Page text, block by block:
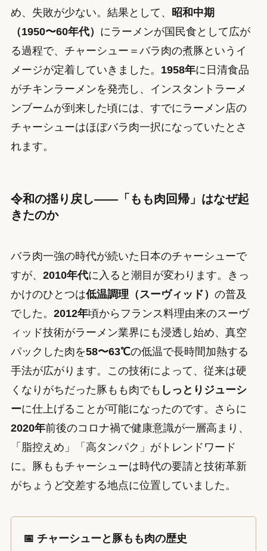
め、失敗が少ない。結果として、
昭和中期
（1950〜60年代） にラーメンが国民食として広が
る過程で、チャーシュー＝バラ肉の煮豚というイ
メージが定着していきました。 1958年に日清食品
がチキンラーメンを発売し、インスタントラーメ
ンブームが到来した頃には、すでにラーメン店の
チャーシューはほぼバラ肉一択になっていたとさ
れます。
令和の揺り戻し——「もも肉回帰」はなぜ起
きたのか
バラ肉一強の時代が続いた日本のチャーシューで
すが、 2010年代に入ると潮目が変わります。きっ
かけのひとつは低温調理（スーヴィッド） の普及
でした。 2012年頃からフランス料理由来のスーヴ
ィッド技術がラーメン業界にも浸透し始め、真空
パックした肉を58〜63℃の低温で長時間加熱する
手法が広がります。この技術によって、従来は硬
くなりがちだった豚もも肉でも しっとりジューシ
ーに仕上げることが可能になったのです。さらに
2020年前後のコロナ禍で健康意識が一層高まり、
「脂控えめ」「高タンパク」がトレンドワード
に。豚ももチャーシューは時代の要請と技術革新
がちょうど交差する地点に位置していました。
📅 チャーシューと豚もも肉の歴史